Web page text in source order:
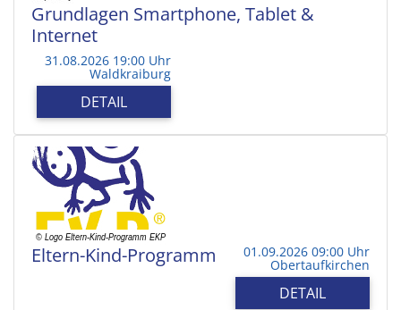
Grundlagen Smartphone, Tablet &
Internet
31.08.2026 19:00 Uhr
Waldkraiburg
DETAIL
Eltern-Kind-Programm 01.09.2026 09:00 Uhr
Obertaufkirchen
DETAIL